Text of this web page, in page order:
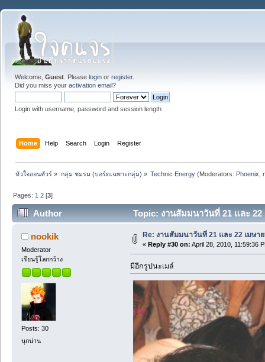
Welcome, Guest . Please login or register.
Did you miss your activation email?
Login with username, password and session length
Home Help Search Login Register
หัวใจออนทัวร์ » กลุ่ม ชมรม (บอร์ดเฉพาะกลุ่ม) » Technic Energy(Moderators: Phoenix
Pages: 1 2 [3]
Author Topic: งานสัมมนาวันที่ 21 และ 22
nookik
Moderator
เรียนรู้โลกกว้าง
Posts: 30
นุกน่าน
Re: งานสัมมนาวันที่ 21 และ 22 เมษา
« Reply #30 on: April 28, 2010, 11:59:36
มีอีกรูปนะเมล์